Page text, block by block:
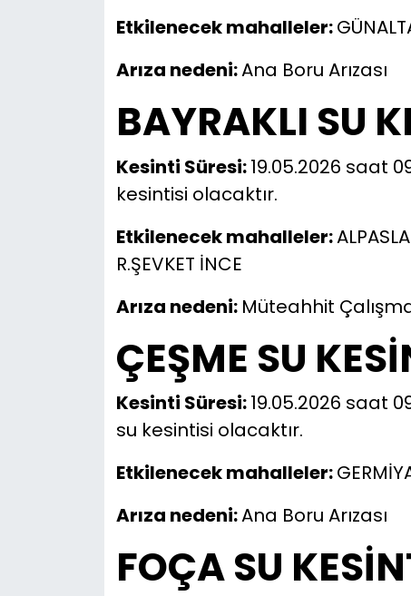
Etkilenecek mahalleler:
Arıza nedeni:Ana Boru Arızası
BAYRAKLI SU
Kesinti Süresi:19.05.2026 saat
kesintisi olacaktır.
Etkilenecek mahalleler:
R.ŞEVKET İNCE
Arıza nedeni: Müteahhit
ÇEŞME SU
Kesinti Süresi:19.05.2026 saat
su kesintisi olacaktır.
Etkilenecek mahalleler:
Arıza nedeni:Ana Boru Arızası
FOÇA SU